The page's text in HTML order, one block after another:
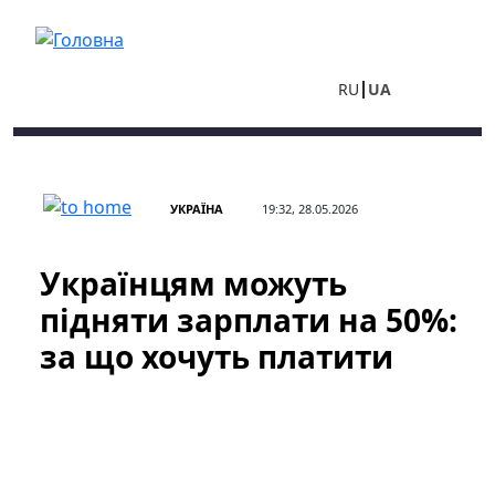
RU UA
УКРАЇНА 19:32, 28.05.2026
Українцям можуть
підняти зарплати на 50%:
за що хочуть платити